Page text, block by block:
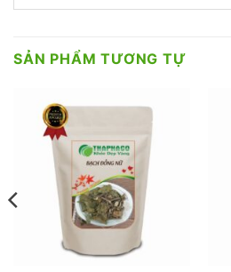
SẢN PHẨM TƯƠNG TỰ